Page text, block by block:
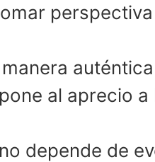
al aprecio a
depende de